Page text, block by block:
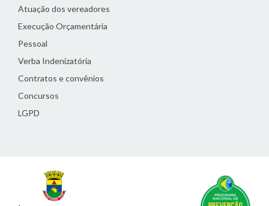
Atuação dos vereadores
Execução Orçamentária
Pessoal
Verba Indenizatória
Contratos e convênios
Concursos
LGPD